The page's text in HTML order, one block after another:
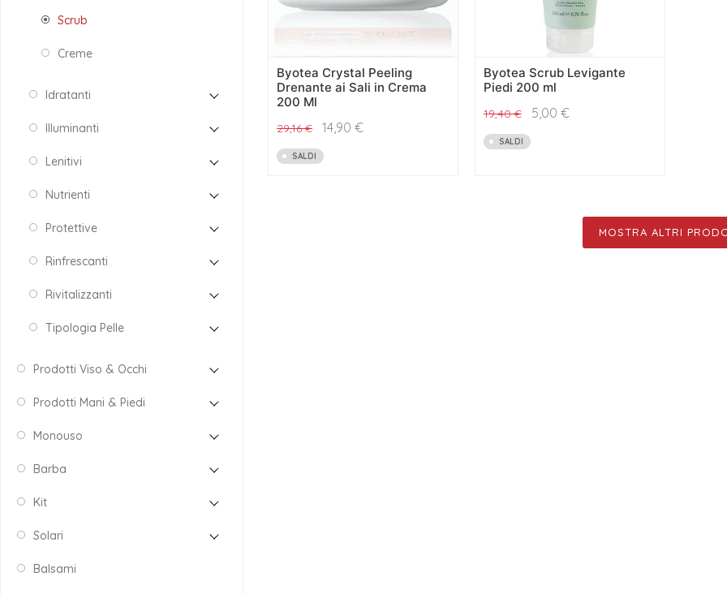
Scrub
Creme
Idratanti
Illuminanti
Lenitivi
Nutrienti
Protettive
Rinfrescanti
Rivitalizzanti
Tipologia Pelle
Prodotti Viso & Occhi
Prodotti Mani & Piedi
Monouso
Barba
Kit
Solari
Balsami
Byotea Crystal Peeling
Drenante ai Sali in Crema
200 Ml
29,16€ 14,90 €
SALDI
Byotea Scrub Levigante
Piedi 200 ml
19,40€ 5,00 €
SALDI
MOSTRA ALTRI